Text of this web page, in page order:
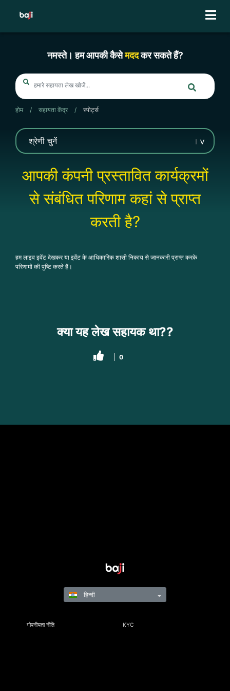
नमस्ते। हम आपकी कैसेमददकर सकते हैं?
होम / सहायता केंद्र / स्पोर्ट्स
आपकी कंपनी प्रस्तावित कार्यक्रमों
से संबंधित परिणाम कहां से प्राप्त
करती है?
हम लाइव इवेंट देखकर या इवेंट के आधिकारिक शासी निकाय से जानकारी प्राप्त करके
परिणामों की पुष्टि करते हैं।
क्या यह लेख सहायक था??
0
गोपनीयता नीति KYC
हिन्दी